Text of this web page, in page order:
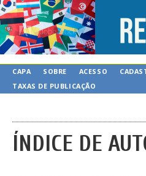
CAPA SOBRE ACESSO
TAXAS DE PUBLICAÇÃO
ÍNDICE DE